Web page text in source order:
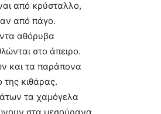
από κρύσταλλο,
από πάγο.
αθόρυβα
στο άπειρο.
και τα παράπονα
κιθάρας.
τα χαμόγελα